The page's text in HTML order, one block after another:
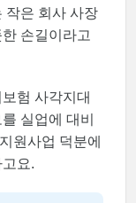
작은 회사 사장
손길이라고
험 사각지대
실업에 대비
원사업 덕분에
요.